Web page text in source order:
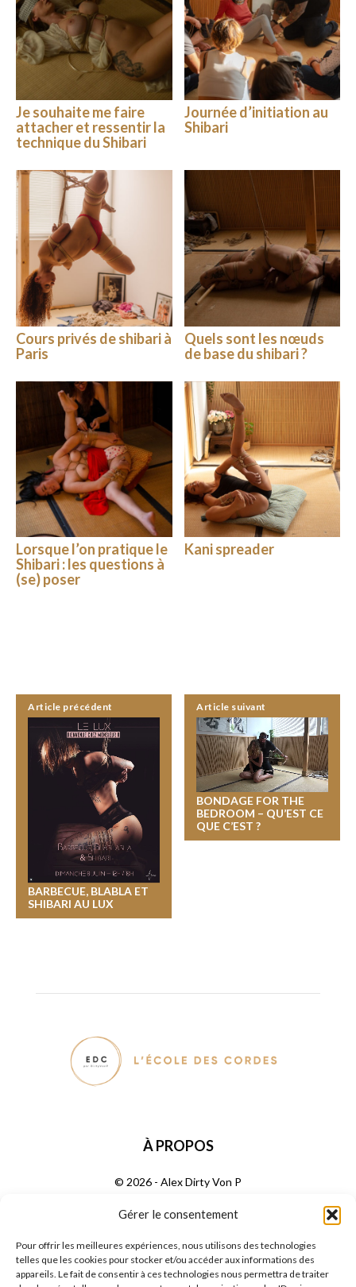
Gérer le consentement
Pour offrir les meilleures expériences, nous utilisons des technologies
telles que les cookies pour stocker et/ou accéder aux informations des
appareils. Le fait de consentir à ces technologies nous permettra de traiter
Je souhaite me faire
attacher et ressentir la
technique du Shibari
Journée d’initiation au
Shibari
Cours privés de shibari à
Paris
Quels sont les nœuds
de base du shibari ?
Lorsque l’on pratique le
Shibari : les questions à
(se) poser
Kani spreader
Article précédent
BARBECUE, BLABLA ET
SHIBARI AU LUX
Article suivant
BONDAGE FOR THE
BEDROOM – QU’EST CE
QUE C’EST ?
À PROPOS
© 2026 - Alex Dirty Von P
SUIVEZ NOUS